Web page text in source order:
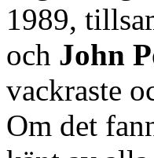
1989,
och John
vackraste
Om det